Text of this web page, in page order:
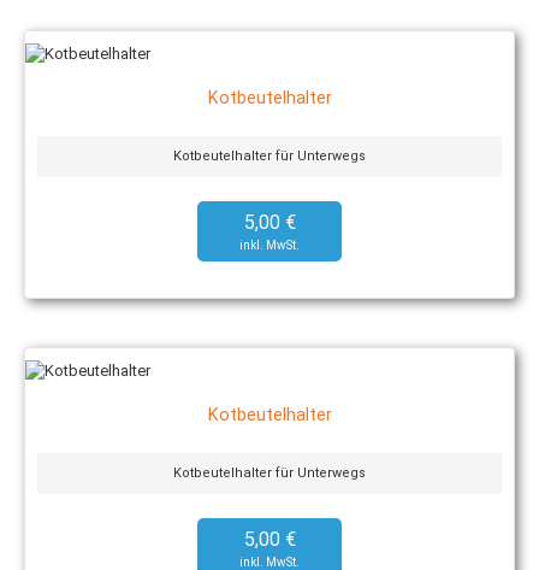
Kotbeutelhalter
Kotbeutelhalter für Unterwegs
5,00 €
Kotbeutelhalter
Kotbeutelhalter für Unterwegs
5,00 €